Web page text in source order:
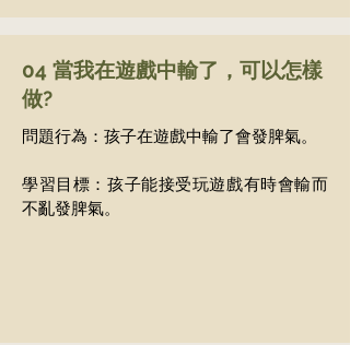
04 當我在遊戲中輸了，可以怎樣
做?
問題行為：孩子在遊戲中輸了會發脾氣。
學習目標：孩子能接受玩遊戲有時會輸而
不亂發脾氣。